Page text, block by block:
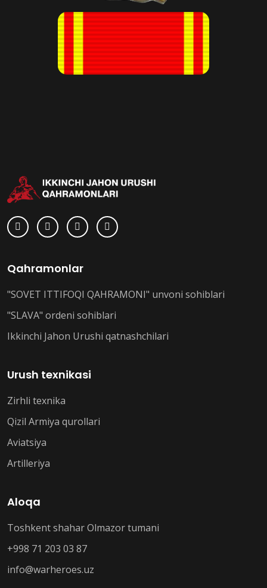
Qahramonlar
"SOVET ITTIFOQI QAHRAMONI" unvoni sohiblari
"SLAVA" ordeni sohiblari
Ikkinchi Jahon Urushi qatnashchilari
Urush texnikasi
Zirhli texnika
Qizil Armiya qurollari
Aviatsiya
Artilleriya
Aloqa
Toshkent shahar Olmazor tumani
+998 71 203 03 87
info@warheroes.uz